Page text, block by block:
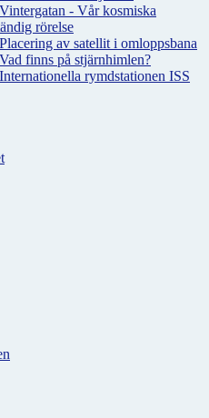
- Vår kosmiska
rörelse
av satellit i omloppsbana
finns på stjärnhimlen?
rymdstationen ISS